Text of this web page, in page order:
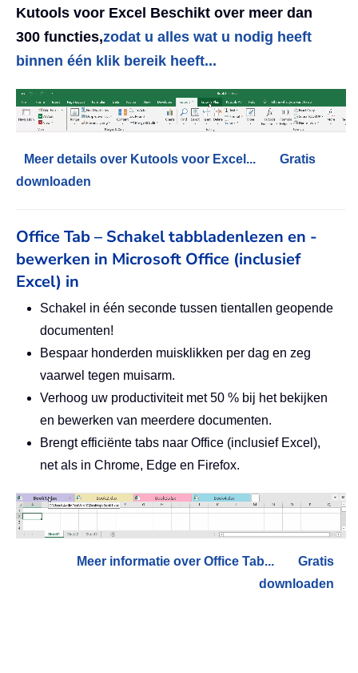
Kutools voor Excel Beschikt over meer dan
300 functies,zodat u alles wat u nodig heeft
binnen één klik bereik heeft...
Meer details over Kutools voor Excel...
Gratis
downloaden
Office Tab – Schakel tabbladenlezen en -
bewerken in Microsoft Office (inclusief
Excel) in
Schakel in één seconde tussen tientallen geopende
documenten!
Bespaar honderden muisklikken per dag en zeg
vaarwel tegen muisarm.
Verhoog uw productiviteit met 50 % bij het bekijken
en bewerken van meerdere documenten.
Brengt efficiënte tabs naar Office (inclusief Excel),
net als in Chrome, Edge en Firefox.
Meer informatie over Office Tab...
Gratis
downloaden